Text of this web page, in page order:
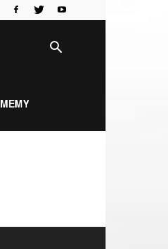
MEMY